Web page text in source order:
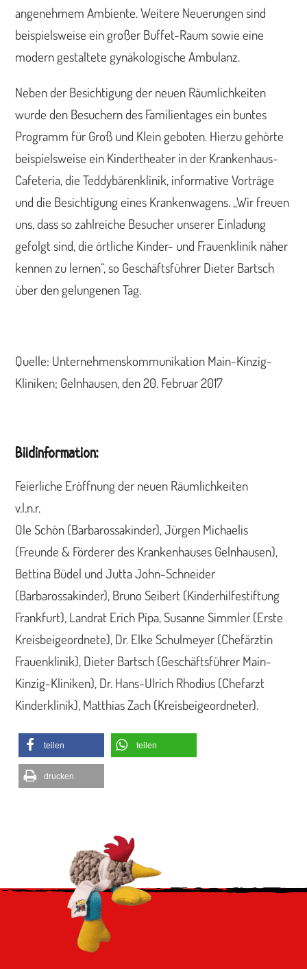
angenehmem Ambiente. Weitere Neuerungen sind
beispielsweise ein großer Buffet-Raum sowie eine
modern gestaltete gynäkologische Ambulanz.
Neben der Besichtigung der neuen Räumlichkeiten
wurde den Besuchern des Familientages ein buntes
Programm für Groß und Klein geboten. Hierzu gehörte
beispielsweise ein Kindertheater in der Krankenhaus-
Cafeteria, die Teddybärenklinik, informative Vorträge
und die Besichtigung eines Krankenwagens. „Wir freuen
uns, dass so zahlreiche Besucher unserer Einladung
gefolgt sind, die örtliche Kinder- und Frauenklinik näher
kennen zu lernen“, so Geschäftsführer Dieter Bartsch
über den gelungenen Tag.
Quelle: Unternehmenskommunikation Main-Kinzig-
Kliniken; Gelnhausen, den 20. Februar 2017
Bildinformation:
Feierliche Eröffnung der neuen Räumlichkeiten
v.l.n.r.
Ole Schön (Barbarossakinder), Jürgen Michaelis
(Freunde & Förderer des Krankenhauses Gelnhausen),
Bettina Büdel und Jutta John-Schneider
(Barbarossakinder), Bruno Seibert (Kinderhilfestiftung
Frankfurt), Landrat Erich Pipa, Susanne Simmler (Erste
Kreisbeigeordnete), Dr. Elke Schulmeyer (Chefärztin
Frauenklinik), Dieter Bartsch (Geschäftsführer Main-
Kinzig-Kliniken), Dr. Hans-Ulrich Rhodius (Chefarzt
Kinderklinik), Matthias Zach (Kreisbeigeordneter).
teilen teilen
drucken